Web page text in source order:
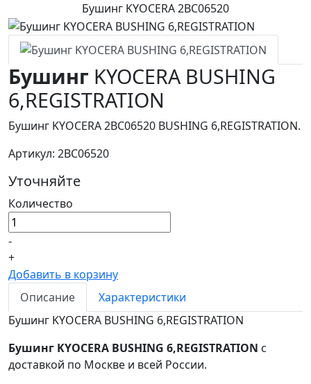
Бушинг KYOCERA 2BC06520
Бушинг KYOCERA BUSHING
6,REGISTRATION
Бушинг KYOCERA 2BC06520 BUSHING 6,REGISTRATION.
Артикул: 2BC06520
Уточняйте
Количество
-
+
Добавить в корзину
Описание
Характеристики
Бушинг KYOCERA BUSHING 6,REGISTRATION
Бушинг KYOCERA BUSHING 6,REGISTRATION с
доставкой по Москве и всей России.